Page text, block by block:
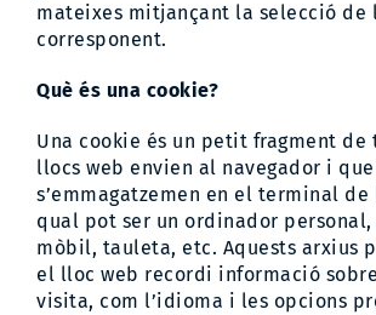
mateixes mitjançant la selecció de
corresponent.
Què és una cookie?
Una cookie és un petit fragment de
llocs web envien al navegador i que
s’emmagatzemen en el terminal de
qual pot ser un ordinador
mòbil, tauleta, etc. Aquests arxius
el lloc web recordi informació
visita, com l’idioma i les opcions